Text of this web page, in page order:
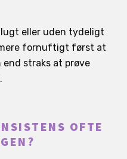
eller uden tydeligt
fornuftigt først at
straks at prøve
OFTE